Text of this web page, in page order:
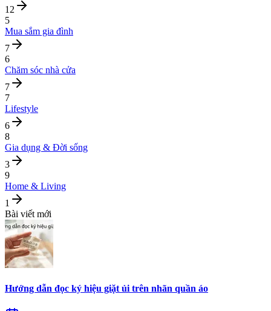
12
5
Mua sắm gia đình
7
6
Chăm sóc nhà cửa
7
7
Lifestyle
6
8
Gia dụng & Đời sống
3
9
Home & Living
1
Bài viết mới
Hướng dẫn đọc ký hiệu giặt ủi trên nhãn quần áo